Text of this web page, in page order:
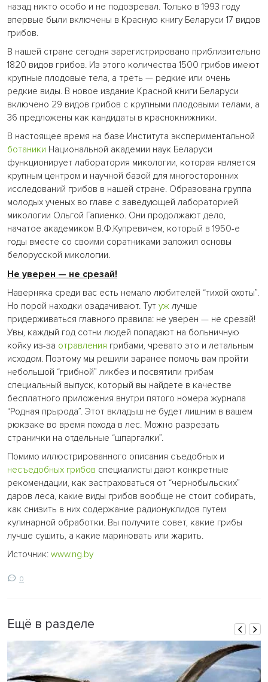
назад никто особо и не подозревал. Только в 1993 году
впервые были включены в Красную книгу Беларуси 17 видов
грибов.
В нашей стране сегодня зарегистрировано приблизительно
1820 видов грибов. Из этого количества 1500 грибов имеют
крупные плодовые тела, а треть — редкие или очень
редкие виды. В новое издание Красной книги Беларуси
включено 29 видов грибов с крупными плодовыми телами, а
36 предложены как кандидаты в краснокнижники.
В настоящее время на базе Института экспериментальной
ботаники Национальной академии наук Беларуси
функционирует лаборатория микологии, которая является
крупным центром и научной базой для многосторонних
исследований грибов в нашей стране. Образована группа
молодых ученых во главе с заведующей лабораторией
микологии Ольгой Гапиенко. Они продолжают дело,
начатое академиком В.Ф.Купревичем, который в 1950-е
годы вместе со своими соратниками заложил основы
белорусской микологии.
Не уверен — не срезай!
Наверняка среди вас есть немало любителей “тихой охоты”.
Но порой находки озадачивают. Тут уж лучше
придерживаться главного правила: не уверен — не срезай!
Увы, каждый год сотни людей попадают на больничную
койку из-за отравления грибами, чревато это и летальным
исходом. Поэтому мы решили заранее помочь вам пройти
небольшой “грибной” ликбез и посвятили грибам
специальный выпуск, который вы найдете в качестве
бесплатного приложения внутри пятого номера журнала
“Родная прырода”. Этот вкладыш не будет лишним в вашем
рюкзаке во время похода в лес. Можно разрезать
странички на отдельные “шпаргалки”.
Помимо иллюстрированного описания съедобных и
несъедобных грибов специалисты дают конкретные
рекомендации, как застраховаться от “чернобыльских”
даров леса, какие виды грибов вообще не стоит собирать,
как снизить в них содержание радионуклидов путем
кулинарной обработки. Вы получите совет, какие грибы
лучше сушить, а какие мариновать или жарить.
Источник: www.ng.by
0
Ещё в разделе